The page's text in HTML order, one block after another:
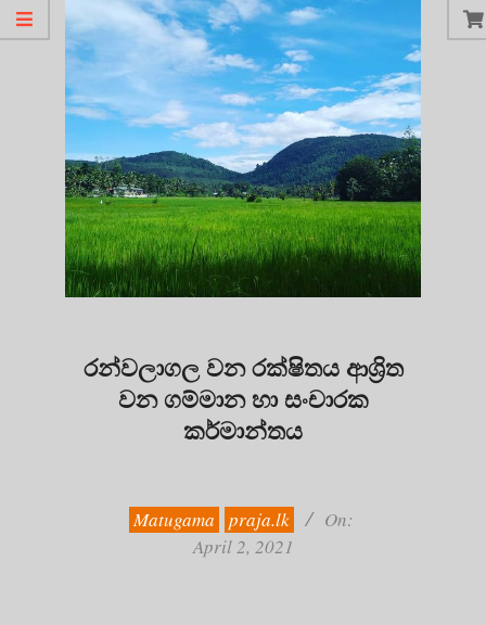
රන්වලාගල වන රක්ෂිතය ආශ්‍රිත
වන ගම්මාන හා සංචාරක
කර්මාන්තය
Matugama praja.lk
On:
April 2, 2021